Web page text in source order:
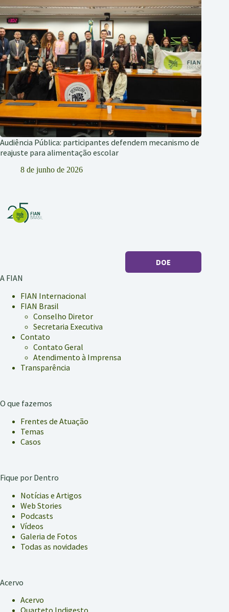
Audiência Pública: participantes defendem mecanismo de
reajuste para alimentação escolar
8 de junho de 2026
DOE
A FIAN
FIAN Internacional
FIAN Brasil
Conselho Diretor
Secretaria Executiva
Contato
Contato Geral
Atendimento à Imprensa
Transparência
O que fazemos
Frentes de Atuação
Temas
Casos
Fique por Dentro
Notícias e Artigos
Web Stories
Podcasts
Vídeos
Galeria de Fotos
Todas as novidades
Acervo
Acervo